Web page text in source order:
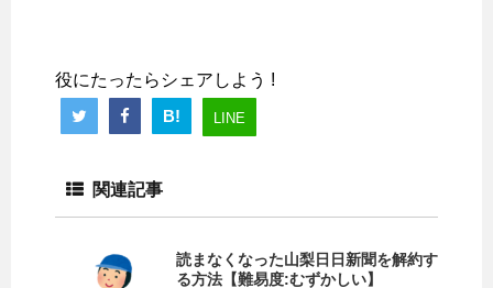
役にたったらシェアしよう !
B!
LINE
関連記事
読まなくなった山梨日日新聞を解約す
る方法【難易度:むずかしい】